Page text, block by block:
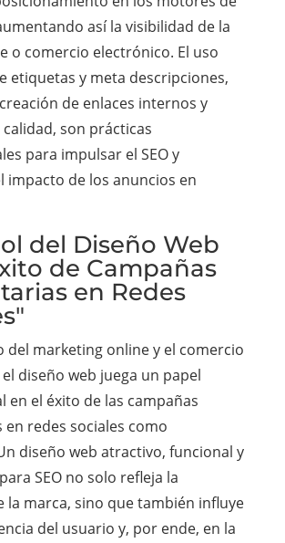
así la visibilidad de la
o comercio electrónico. El uso
etiquetas y meta descripciones,
de enlaces internos y
son prácticas
para impulsar el SEO y
impacto de los anuncios en
del Diseño Web
de Campañas
en Redes
del marketing online y el comercio
diseño web juega un papel
en el éxito de las campañas
redes sociales como
diseño web atractivo, funcional y
SEO no solo refleja la
la marca, sino que también influye
del usuario y, por ende, en la